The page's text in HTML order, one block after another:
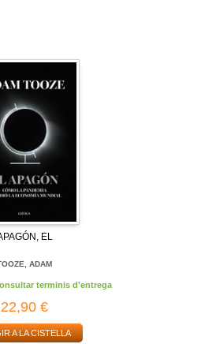
EL
ADAM
terminis d'entrega
22,90 €
A LA CISTELLA